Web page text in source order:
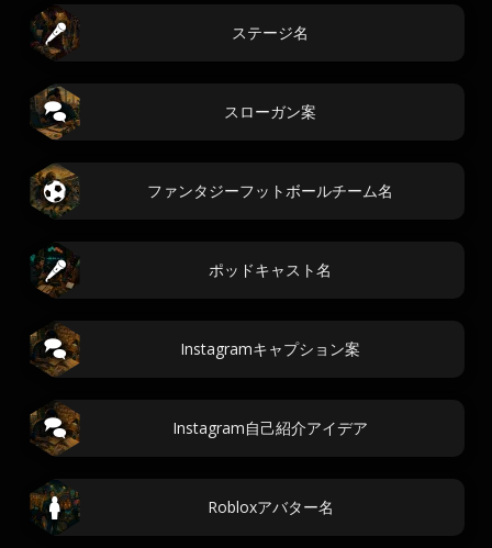
ステージ名
スローガン案
ファンタジーフットボールチーム名
ポッドキャスト名
Instagramキャプション案
Instagram自己紹介アイデア
Robloxアバター名